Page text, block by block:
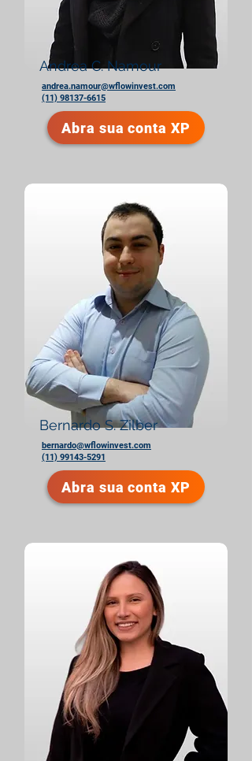
Andrea C. Namour
andrea.namour@wflowinvest.com
(11) 98137-6615
Abra sua conta XP
Bernardo S. Zilber
bernardo@wflowinvest.com
(11) 99143-5291
Abra sua conta XP